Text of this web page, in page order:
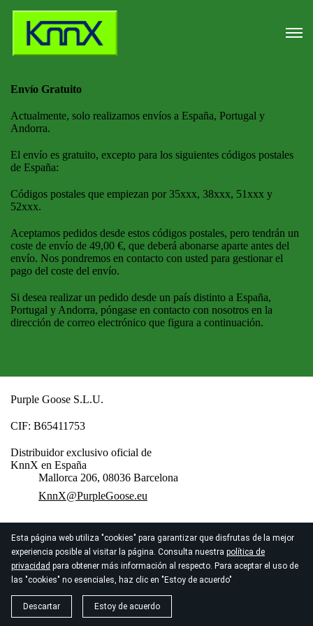
Esta página web utiliza "cookies" para garantizar que disfrutas de la mejor
experiencia posible al visitar la página. Consulta nuestra política de
privacidad para obtener más información al respecto. Para aceptar el uso de
las "cookies" no esenciales, haz clic en "Estoy de acuerdo"
Descartar Estoy de acuerdo
Envío Gratuito
Actualmente, solo realizamos envíos a España, Portugal y
Andorra.
El envío es gratuito, excepto para los siguientes códigos postales
de España:
Códigos postales que empiezan por 35xxx, 38xxx, 51xxx y
52xxx.
Aceptamos pedidos desde estos códigos postales, pero tendrán un
coste de envío de 49,00 €, que deberá abonarse aparte antes del
envío. Nos pondremos en contacto con usted para gestionar el
pago del coste del envío.
Si desea realizar un pedido desde un país distinto a España,
Portugal y Andorra, póngase en contacto con nosotros en la
dirección de correo electrónico que figura a continuación.
Purple Goose S.L.U.
CIF: B65411753
Distribuidor exclusivo oficial de
KnnX en España
Mallorca 206, 08036 Barcelona
KnnX@PurpleGoose.eu
© 2026ComprarBridas.es